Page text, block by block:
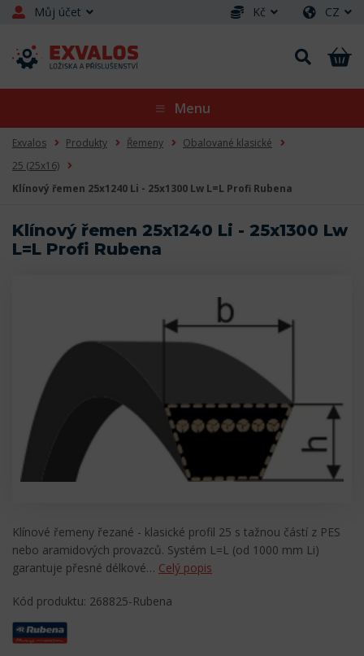
Můj účet Kč CZ
Menu
Exvalos Produkty Řemeny
Obalované klasické
25 (25x16)
Klínový řemen 25x1240 Li - 25x1300 Lw L=L Profi Rubena
Klínový řemen 25x1240 Li - 25x1300 Lw
L=L Profi Rubena
Klínové řemeny řezané - klasické profil 25 s tažnou částí z PES
nebo aramidových provazců. Systém L=L (od 1000 mm Li)
garantuje přesné délkové… Celý popis
Kód produktu: 268825-Rubena